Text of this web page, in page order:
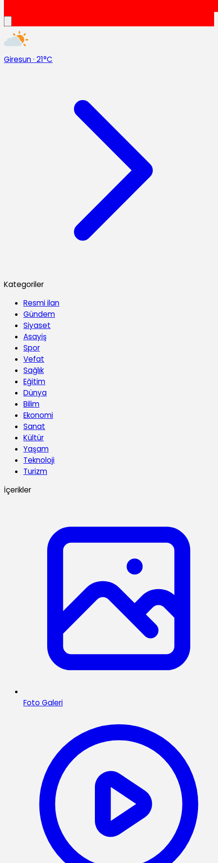
Giresun· 21°C
Kategoriler
Resmi ilan
Gündem
Siyaset
Asayiş
Spor
Vefat
Sağlık
Eğitim
Dünya
Bilim
Ekonomi
Sanat
Kültür
Yaşam
Teknoloji
Turizm
İçerikler
Foto Galeri